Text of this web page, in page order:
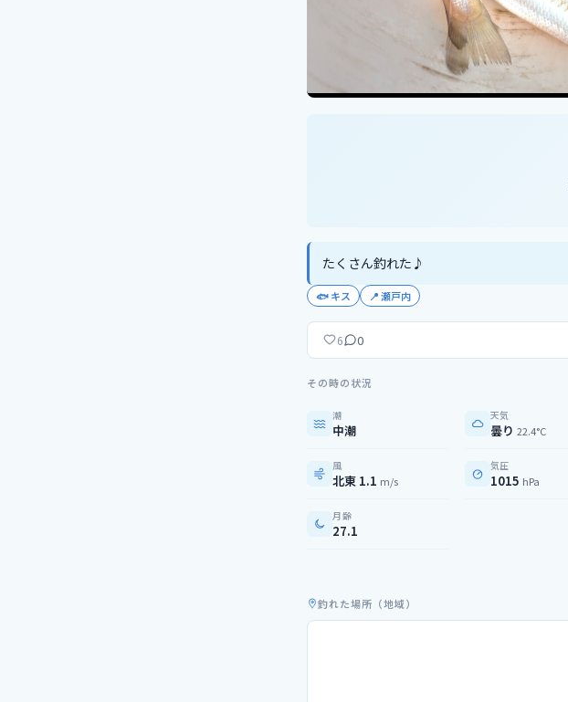
たくさん釣れた♪
🐟キス 📍瀬戸内
6 0
その時の状況
潮
中潮
天気
曇り 22.4°C
風
北東 1.1 m/s
気圧
1015 hPa
月齢
27.1
釣れた場所（地域）